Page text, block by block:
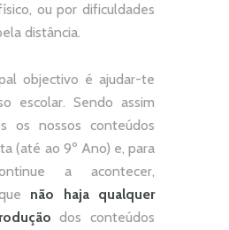
ou por dificuldades
distância.
objectivo é ajudar-te
escolar. Sendo assim
os nossos conteúdos
(até ao 9º Ano) e, para
a acontecer,
não
haja qualquer
dos conteúdos